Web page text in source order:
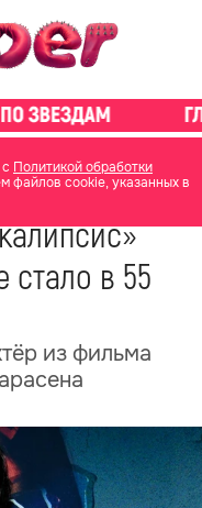
Политикой обработки
файлов cookie, указанных в
стало в 55
из фильма